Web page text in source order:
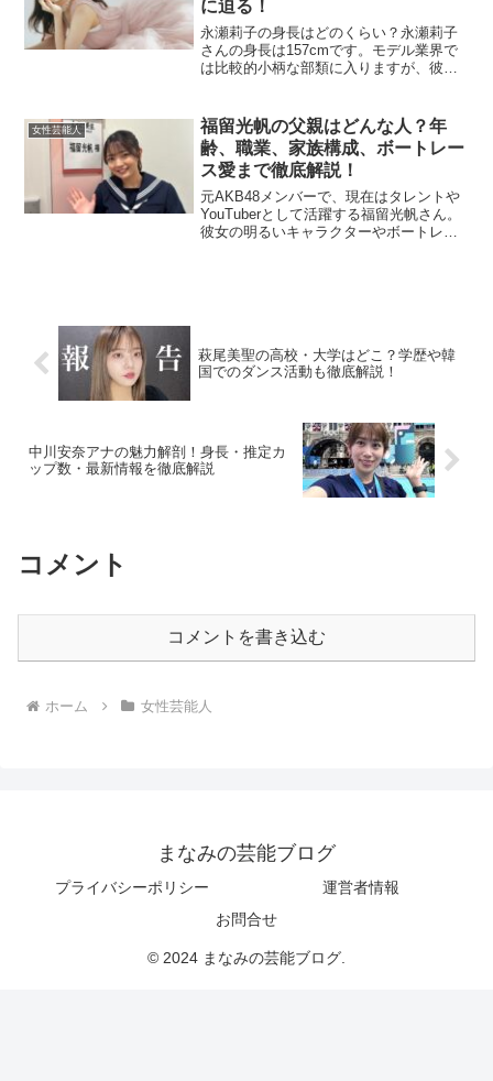
に迫る！
永瀬莉子の身長はどのくらい？永瀬莉子
さんの身長は157cmです。モデル業界で
は比較的小柄な部類に入りますが、彼女
やかに着こなせるバランスの良さが彼女
の強みです。その姿は...
女性芸能人
福留光帆の父親はどんな人？年
齢、職業、家族構成、ボートレー
ス愛まで徹底解説！
元AKB48メンバーで、現在はタレントや
YouTuberとして活躍する福留光帆さん。
彼女の明るいキャラクターやボートレー
萩尾美聖の高校・大学はどこ？学歴や韓
国でのダンス活動も徹底解説！
中川安奈アナの魅力解剖！身長・推定カ
ップ数・最新情報を徹底解説
コメント
コメントを書き込む
ホーム 女性芸能人
まなみの芸能ブログ
プライバシーポリシー
運営者情報
お問合せ
© 2024 まなみの芸能ブログ.